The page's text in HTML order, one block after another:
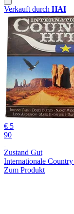
Verkauft durch HAI
€ 5
90
Zustand Gut
Internationale
Zum Produkt